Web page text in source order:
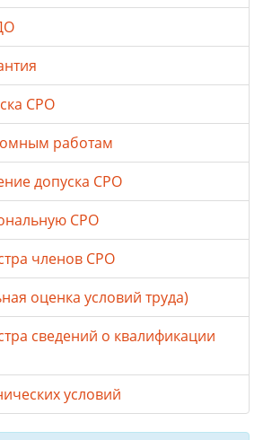
СРО
работам
допуска СРО
СРО
членов СРО
оценка условий труда)
сведений о квалификации
условий